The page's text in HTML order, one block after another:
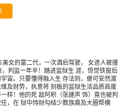
女的富二代，一次酒后驾驶， 女途人被撞
判监一年半！踏进监狱生 涯，惊觉铁窗后
宙。只要懂得融入生 存法则，便可安然渡
及财势，执意将 刻板的监狱生活品质高度
样！他的死 敌阿积（张建声 饰）竟也被判
，在 狱中恃财勾结少数族裔及大圈帮横